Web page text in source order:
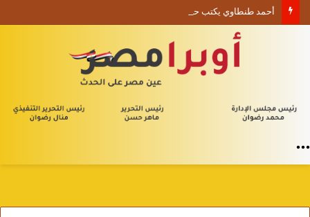
أحمد طنطاوي يكتب حين يصبح الوجود علامة استفهام